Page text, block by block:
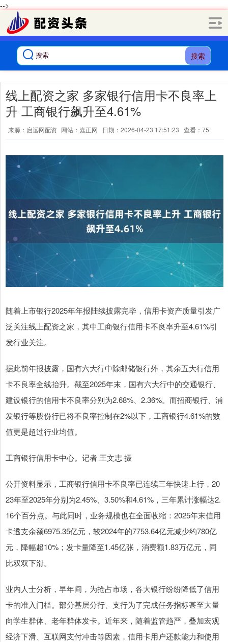
-->
搜索
线上配资之家 多家银行信用卡不良率上
升 工商银行飙升至4.61%
来源：启远网配资 网站：嘉正网 日期：2026-04-23 17:51:23 查看：75
随着上市银行2025年年报陆续披露完毕，信用卡资产质量引发广
泛关注线上配资之家，其中工商银行信用卡不良率升至4.61%引
发行业关注。
据此前年报披露，国有六大行中除邮储银行外，其余五大行信用
卡不良率全线抬升。截至2025年末，国有六大行中的交通银行、
建设银行的信用卡不良率分别为2.68%、2.36%。而招商银行、浦
发银行等股份行已将不良率控制在2%以下，工商银行4.61%的数
值更是超过行业均值。
工商银行信用卡中心。记者 王文志 摄
公开资料显示，工商银行信用卡不良率已连续三年快速上行，20
23年至2025年分别为2.45%、3.50%和4.61%，三年累计涨幅达2.
16个百分点。与此同时，业务规模也在全面收缩：2025年末信用
卡透支余额6975.35亿元，较2024年的7753.64亿元减少约780亿
元，降幅超10%；发卡量降至1.45亿张，消费额1.83万亿元，同
比双双下滑。
业内人士分析，早年间，为抢占市场，各大银行纷纷降低了信用
卡的准入门槛。部分基层分行、支行为了完成任务指标甚至大量
向学生群体、老年群体发卡。近年来，随着监管趋严，叠加宏观
经济下滑、互联网支付冲击等因素，信用卡用户还款能力和使用